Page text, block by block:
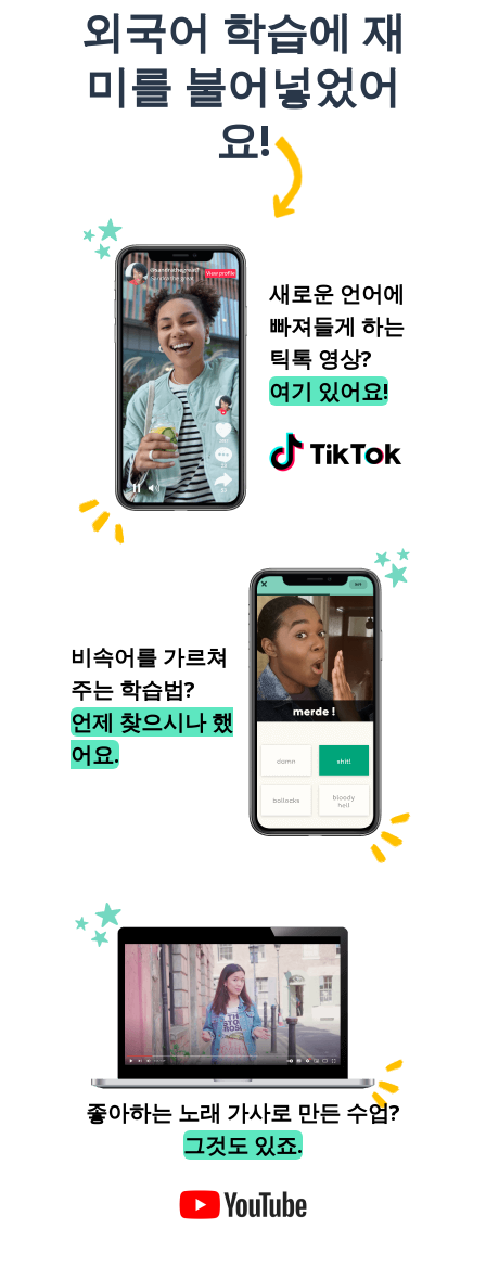
외국어 학습에 재
미를 불어넣었어
요!
새로운 언어에
빠져들게 하는
틱톡 영상?
여기 있어요!
비속어를 가르쳐
주는 학습법?
언제 찾으시나 했
어요.
좋아하는 노래 가사로 만든 수업?
그것도 있죠.